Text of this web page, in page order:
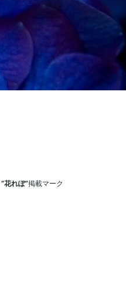
“花れぽ”掲載マーク